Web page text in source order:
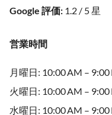
Google 評価: 1.2 / 5 星
営業時間
月曜日: 10:00 AM – 9:00
火曜日: 10:00 AM – 9:00
水曜日: 10:00 AM – 9:00